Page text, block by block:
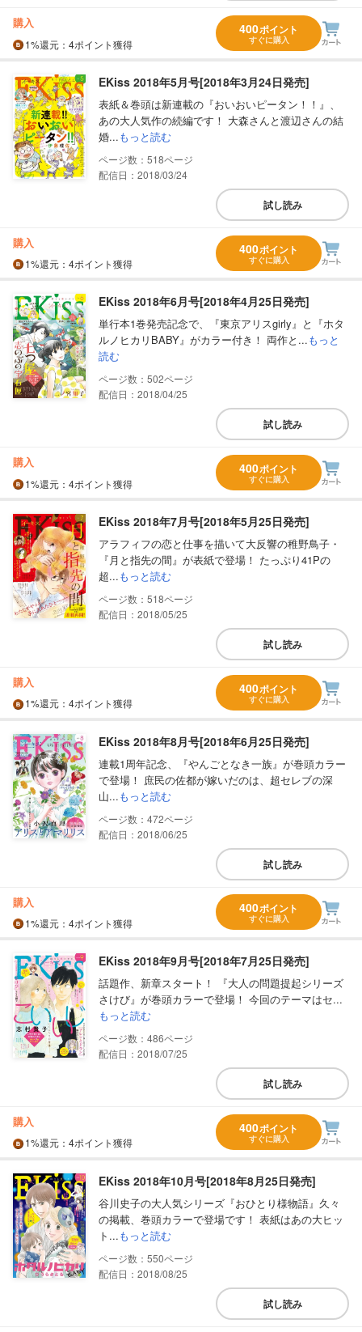
購入
1%還元 ：4ポイント獲得
400ポイント
すぐに購入
EKiss 2018年5月号[2018年3月24日発売]
表紙＆巻頭は新連載の『おいおいピータン！！』、
あの大人気作の続編です！ 大森さんと渡辺さんの結
婚...もっと読む
518
配信日：2018/03/24
試し読み
購入
1%還元 ：4ポイント獲得
400ポイント
すぐに購入
EKiss 2018年6月号[2018年4月25日発売]
単行本1巻発売記念で、『東京アリスgirly』と『ホタ
ルノヒカリBABY』がカラー付き！ 両作と...もっと
読む
502
配信日：2018/04/25
試し読み
購入
1%還元 ：4ポイント獲得
400ポイント
すぐに購入
EKiss 2018年7月号[2018年5月25日発売]
アラフィフの恋と仕事を描いて大反響の稚野鳥子・
『月と指先の間』が表紙で登場！ たっぷり41Pの
超...もっと読む
518
配信日：2018/05/25
試し読み
購入
1%還元 ：4ポイント獲得
400ポイント
すぐに購入
EKiss 2018年8月号[2018年6月25日発売]
連載1周年記念、『やんごとなき一族』が巻頭カラー
で登場！ 庶民の佐都が嫁いだのは、超セレブの深
山...もっと読む
472
配信日：2018/06/25
試し読み
購入
1%還元 ：4ポイント獲得
400ポイント
すぐに購入
EKiss 2018年9月号[2018年7月25日発売]
話題作、新章スタート！ 『大人の問題提起シリーズ
さけび』が巻頭カラーで登場！ 今回のテーマはセ...
もっと読む
486
配信日：2018/07/25
試し読み
購入
1%還元 ：4ポイント獲得
400ポイント
すぐに購入
EKiss 2018年10月号[2018年8月25日発売]
谷川史子の大人気シリーズ『おひとり様物語』久々
の掲載、巻頭カラーで登場です！ 表紙はあの大ヒッ
ト...もっと読む
550
配信日：2018/08/25
試し読み